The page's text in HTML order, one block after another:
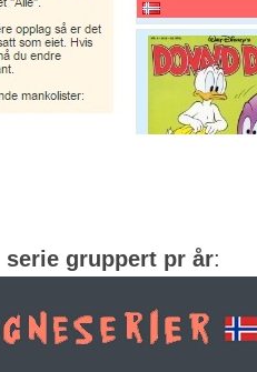
gruppert pr år: